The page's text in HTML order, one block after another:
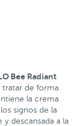
Bee Radiant
tratar de forma
la crema
signos de la
descansada a la